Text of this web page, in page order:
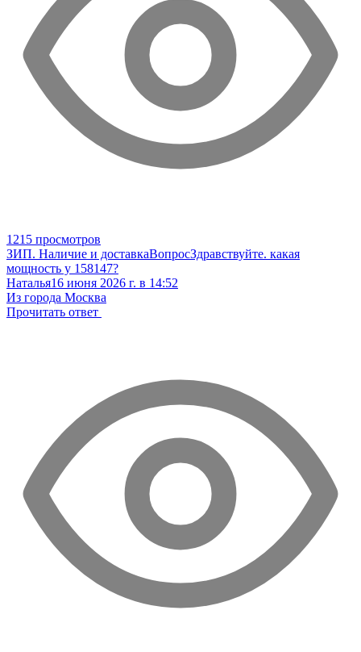
1215 просмотров
ЗИП. Наличие и доставкаВопросЗдравствуйте. какая
мощность у 158147?
Наталья16 июня 2026 г. в 14:52
Из города Москва
Прочитать ответ